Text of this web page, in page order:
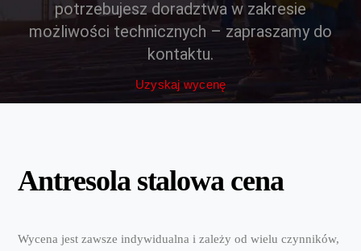
potrzebujesz doradztwa w zakresie
możliwości technicznych – zapraszamy do
kontaktu.
Uzyskaj wycenę
Antresola stalowa cena
Wycena jest zawsze indywidualna i zależy od wielu czynników,